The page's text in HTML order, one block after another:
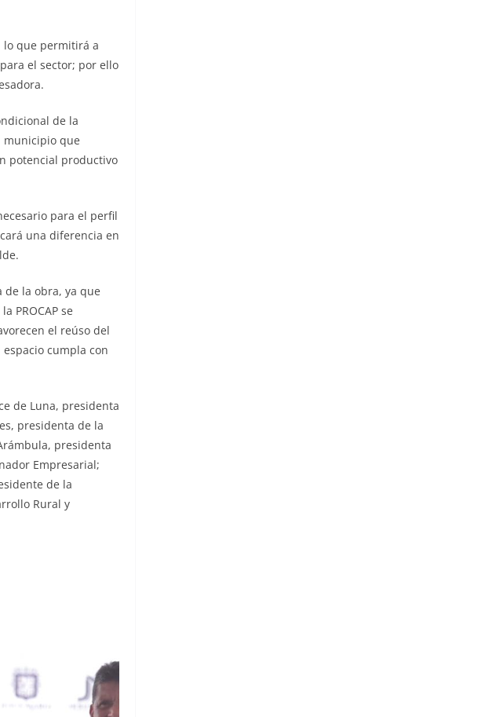
lo que permitirá a
el sector; por ello
de la
municipio que
potencial productivo
para el perfil
una diferencia en
de la obra, ya que
PROCAP se
el reúso del
cumpla con
de Luna, presidenta
presidenta de la
presidenta
Empresarial;
de la
Rural y